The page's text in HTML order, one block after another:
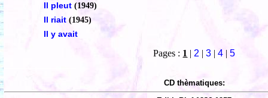
Il pleut (1949)
Il riait (1945)
Il y avait
Pages : 1 | 2 |3 |4 |5
CD thèmatiques: